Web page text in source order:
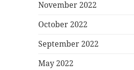
November 2022
October 2022
September 2022
May 2022